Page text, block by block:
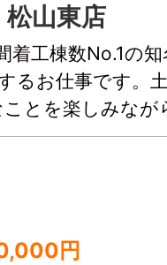
山東店
着工棟数No.1の
るお仕事です。
とを楽しみな
ミングでも安心
っても安定して
んか？職場見学
円